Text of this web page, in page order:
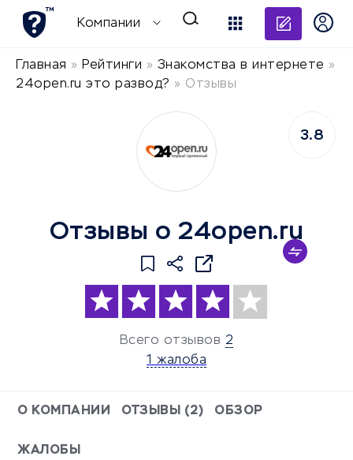
Компании
Главная » Рейтинги » Знакомства в интернете »
24open.ru это развод? » Отзывы
Отзывы о 24open.ru
Всего отзывов 2
1 жалоба
3.8
О КОМПАНИИ ОТЗЫВЫ (2) ОБЗОР
ЖАЛОБЫ